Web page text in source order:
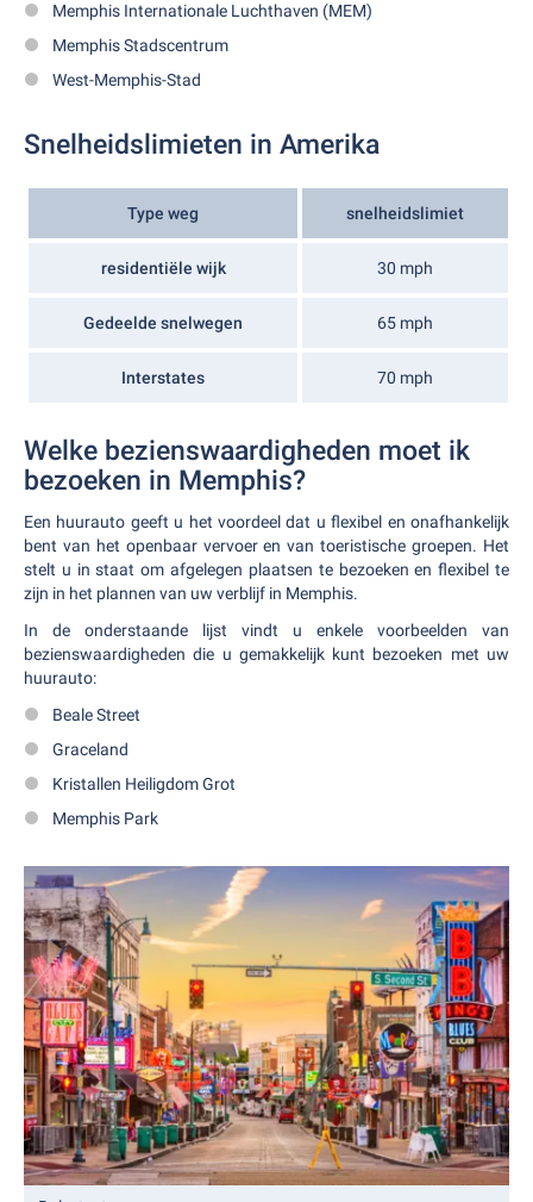
Memphis Internationale Luchthaven (MEM)
Memphis Stadscentrum
West-Memphis-Stad
Snelheidslimieten in Amerika
Type weg snelheidslimiet
residentiële wijk 30 mph
Gedeelde snelwegen 65 mph
Interstates 70 mph
Welke bezienswaardigheden moet ik
bezoeken in Memphis?
Een huurauto geeft u het voordeel dat u flexibel en onafhankelijk
bent van het openbaar vervoer en van toeristische groepen. Het
stelt u in staat om afgelegen plaatsen te bezoeken en flexibel te
zijn in het plannen van uw verblijf in Memphis.
In de onderstaande lijst vindt u enkele voorbeelden van
bezienswaardigheden die u gemakkelijk kunt bezoeken met uw
huurauto:
Beale Street
Graceland
Kristallen Heiligdom Grot
Memphis Park